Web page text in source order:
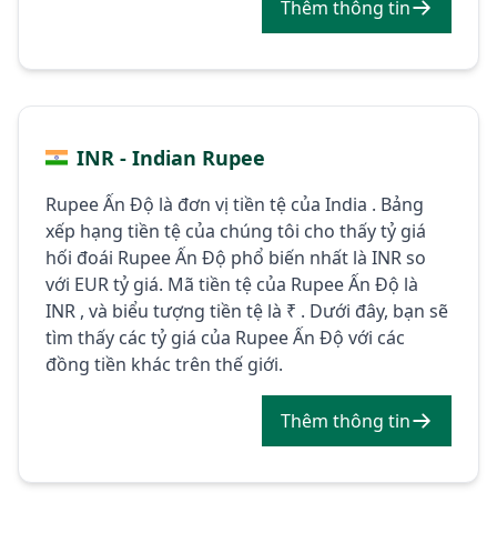
Thêm thông tin
INR - Indian Rupee
Rupee Ấn Độ là đơn vị tiền tệ của India . Bảng
xếp hạng tiền tệ của chúng tôi cho thấy tỷ giá
hối đoái Rupee Ấn Độ phổ biến nhất là INR so
với EUR tỷ giá. Mã tiền tệ của Rupee Ấn Độ là
INR , và biểu tượng tiền tệ là ₹ . Dưới đây, bạn sẽ
tìm thấy các tỷ giá của Rupee Ấn Độ với các
đồng tiền khác trên thế giới.
Thêm thông tin